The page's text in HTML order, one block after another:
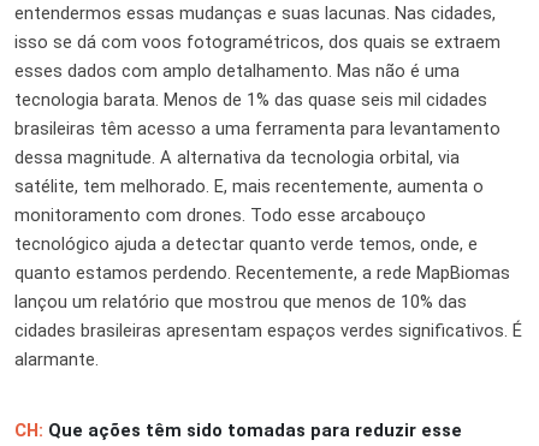
entendermos essas mudanças e suas lacunas. Nas cidades,
isso se dá com voos fotogramétricos, dos quais se extraem
esses dados com amplo detalhamento. Mas não é uma
tecnologia barata. Menos de 1% das quase seis mil cidades
brasileiras têm acesso a uma ferramenta para levantamento
dessa magnitude. A alternativa da tecnologia orbital, via
satélite, tem melhorado. E, mais recentemente, aumenta o
monitoramento com drones. Todo esse arcabouço
tecnológico ajuda a detectar quanto verde temos, onde, e
quanto estamos perdendo. Recentemente, a rede MapBiomas
lançou um relatório que mostrou que menos de 10% das
cidades brasileiras apresentam espaços verdes significativos. É
alarmante.
CH: Que ações têm sido tomadas para reduzir esse